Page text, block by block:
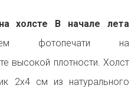
холсте В начале лета
фотопечати на
высокой плотности. Холст
2х4 см из натурального